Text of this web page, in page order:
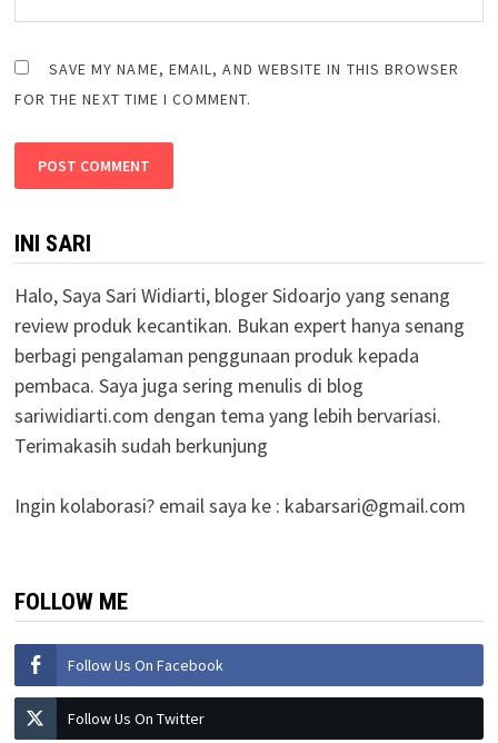
SAVE MY NAME, EMAIL, AND WEBSITE IN THIS BROWSER
FOR THE NEXT TIME I COMMENT.
INI SARI
Halo, Saya Sari Widiarti, bloger Sidoarjo yang senang
review produk kecantikan. Bukan expert hanya senang
berbagi pengalaman penggunaan produk kepada
pembaca. Saya juga sering menulis di blog
sariwidiarti.com dengan tema yang lebih bervariasi.
Terimakasih sudah berkunjung
Ingin kolaborasi? email saya ke : kabarsari@gmail.com
FOLLOW ME
Follow Us On Facebook
Follow Us On Twitter